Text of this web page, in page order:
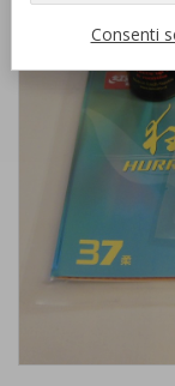
Consenti